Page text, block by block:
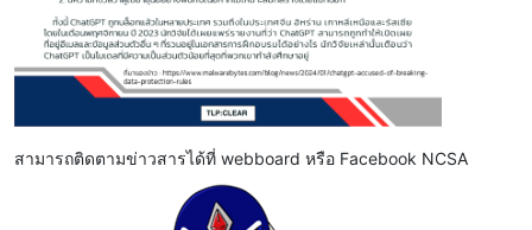
สามารถติดตามข่าวสารได้ที่ webboard หรือ Facebook NCSA